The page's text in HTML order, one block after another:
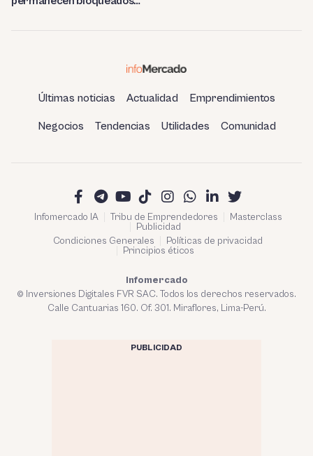
Últimas noticias Actualidad Emprendimientos
Negocios Tendencias Utilidades Comunidad
Infomercado IA Tribu de Emprendedores
Masterclass
Publicidad
Condiciones Generales
Políticas de privacidad
Principios éticos
Infomercado
© Inversiones Digitales FVR SAC. Todos los derechos reservados.
Calle Cantuarias 160. Of. 301. Miraflores, Lima-Perú.
PUBLICIDAD